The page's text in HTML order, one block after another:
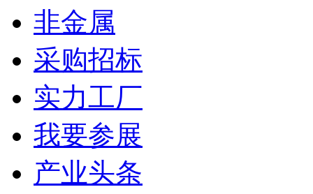
非金属
采购招标
实力工厂
我要参展
产业头条